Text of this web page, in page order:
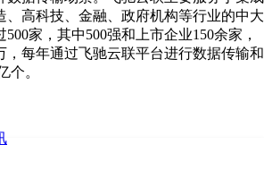
、高科技、金融、政府机构等行业的中大
家，其中500强和上市企业150余家，
，每年通过飞驰云联平台进行数据传输和
个。